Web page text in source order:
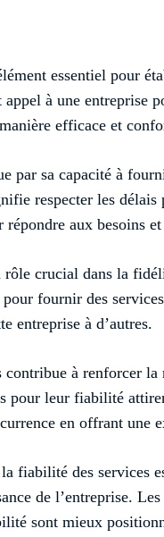
essentiel pour
à une entreprise
efficace et
par sa capacité à
respecter les
aux besoins
crucial dans la
fournir des
entreprise à d’autres.
à renforcer la
pour leur fiabilité
en offrant une
fiabilité des services
de l’entreprise.
sont mieux